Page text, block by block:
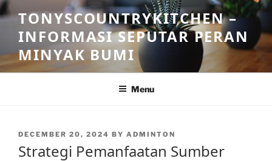
Skip
to
content
TONYSCOUNTRYKITCHEN –
INFORMASI SEPUTAR PERAN
MINYAK BUMI
Menu
POSTED
DECEMBER 20, 2024 BY ADMINTON
Strategi Pemanfaatan Sumber